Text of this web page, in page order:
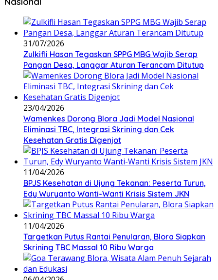
31/07/2026
Zulkifli Hasan Tegaskan SPPG MBG Wajib Serap
Pangan Desa, Langgar Aturan Terancam Ditutup
23/04/2026
Wamenkes Dorong Blora Jadi Model Nasional
Eliminasi TBC, Integrasi Skrining dan Cek
Kesehatan Gratis Digenjot
11/04/2026
BPJS Kesehatan di Ujung Tekanan: Peserta Turun,
Edy Wuryanto Wanti-Wanti Krisis Sistem JKN
11/04/2026
‎Targetkan Putus Rantai Penularan, Blora Siapkan
Skrining TBC Massal 10 Ribu Warga